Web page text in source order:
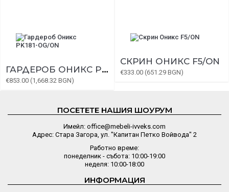
ГАРДЕРОБ ОНИКС PK181-OG/ON
€853.00 (1,668.32 BGN)
СКРИН ОНИКС F5/ON
€333.00 (651.29 BGN)
ПОСЕТЕТЕ НАШИЯ ШОУРУМ
Имейл: office@mebeli-ivveks.com
Адрес: Стара Загора, ул. "Капитан Петко Войвода" 2
Работно време:
понеделник - събота: 10:00-19:00
неделя: 10:00-18:00
ИНФОРМАЦИЯ